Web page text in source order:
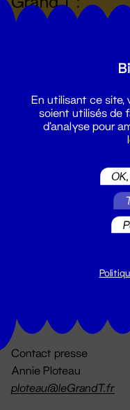
billetterie@leGrandT.fr
Contact presse
Annie Ploteau
ploteau@leGrandT.fr
En utilisant ce site,
soient utilisés de
d'analyse pour